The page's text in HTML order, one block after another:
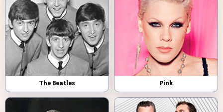
The Beatles Pink